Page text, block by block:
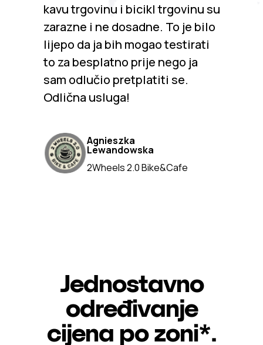
kavu trgovinu i bicikl trgovinu su
zarazne i ne dosadne. To je bilo
lijepo da ja bih mogao testirati
to za besplatno prije nego ja
sam odlučio pretplatiti se.
Odlična usluga!
Agnieszka
Lewandowska
2Wheels 2.0 Bike&Cafe
Jednostavno
određivanje
cijena po zoni*.